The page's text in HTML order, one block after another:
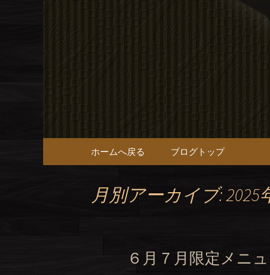
十三の本
ィシャル
十三の本格タイ料理【tow
コンテンツへ移動
ホームへ戻る ブログトップ
月別アーカイブ: 2025
６月７月限定メニュ